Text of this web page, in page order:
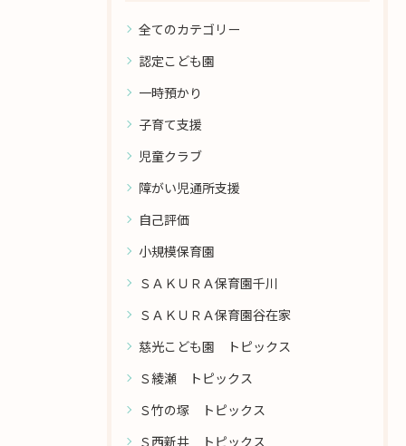
全てのカテゴリー
認定こども園
一時預かり
子育て支援
児童クラブ
障がい児通所支援
自己評価
小規模保育園
ＳＡＫＵＲＡ保育園千川
ＳＡＫＵＲＡ保育園谷在家
慈光こども園 トピックス
Ｓ綾瀬 トピックス
Ｓ竹の塚 トピックス
Ｓ西新井 トピックス